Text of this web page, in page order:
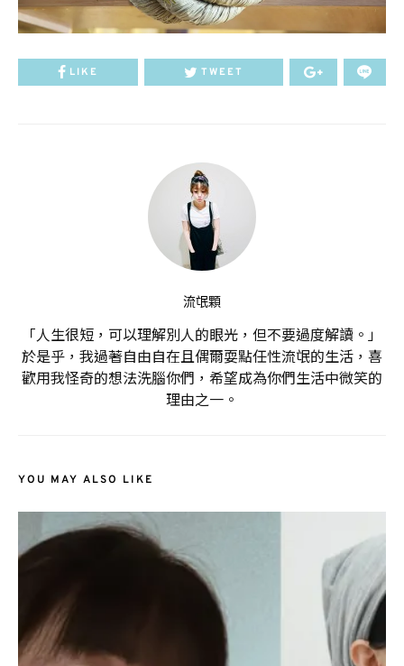
LIKE TWEET
流氓顆
「人生很短，可以理解別人的眼光，但不要過度解讀。」
於是乎，我過著自由自在且偶爾耍點任性流氓的生活，喜
歡用我怪奇的想法洗腦你們，希望成為你們生活中微笑的
理由之一。
YOU MAY ALSO LIKE